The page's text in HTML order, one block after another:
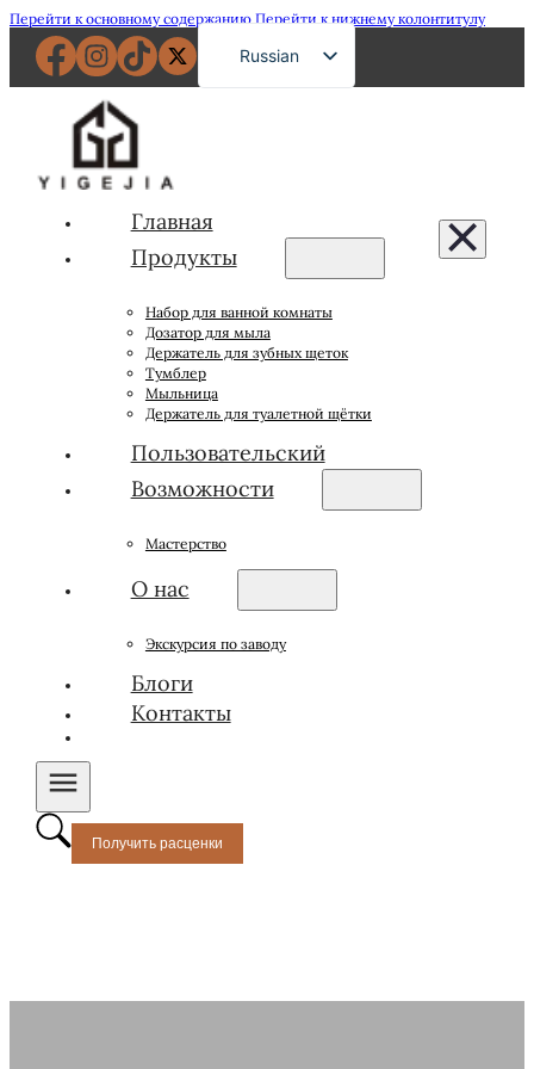
Перейти к основному содержанию Перейти к нижнему колонтитулу
Russian
English
Arabic
Главная
Продукты
Набор для ванной комнаты
Дозатор для мыла
Держатель для зубных щеток
Тумблер
Мыльница
Держатель для туалетной щётки
Пользовательский
Возможности
Мастерство
О нас
Экскурсия по заводу
Блоги
Контакты
Получить расценки